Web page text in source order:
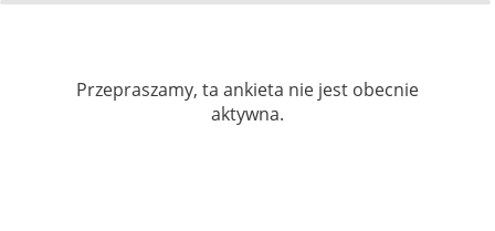
Przepraszamy, ta ankieta nie jest obecnie
aktywna.